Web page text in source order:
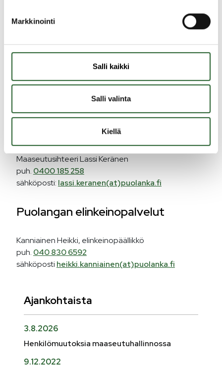
Markkinointi
Salli kaikki
Salli valinta
Kiellä
vuosittaisen talousarvion maaseudun
Puolangan maaseutupalvelut
Korhonen Kaija, maaseutupäällikkö
Maaseutusihteeri Lassi Keränen
puh. 0400 185 258
sähköposti: lassi.keranen(at)puolanka.fi
Puolangan elinkeinopalvelut
Kanniainen Heikki, elinkeinopäällikkö
puh. 040 830 6592
sähköposti heikki.kanniainen(at)puolanka.fi
Ajankohtaista
3.8.2026
Henkilömuutoksia maaseutuhallinnossa
9.12.2022